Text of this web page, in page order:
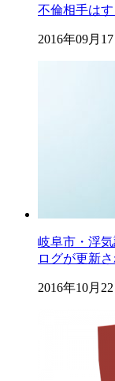
不倫相手はす
2016年09月17
岐阜市・浮
ログが更新
2016年10月22